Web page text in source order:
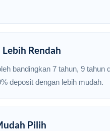
Rendah
bandingkan 7 tahun, 9 tahun
deposit dengan lebih mudah.
Pilih